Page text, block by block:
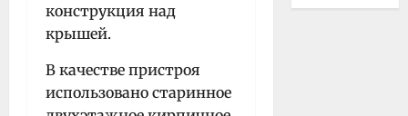
конструкция над
крышей.
В качестве пристроя
использовано старинное